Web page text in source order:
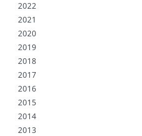
2022
2021
2020
2019
2018
2017
2016
2015
2014
2013